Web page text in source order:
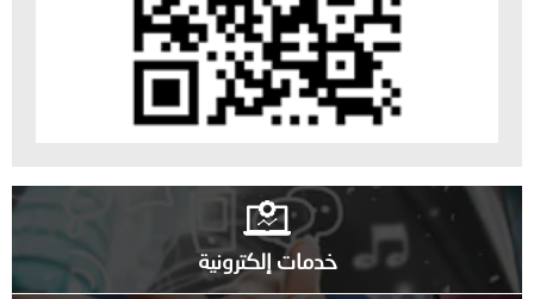
خدمات إلكترونية